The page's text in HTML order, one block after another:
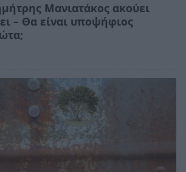
Μανιατάκος ακούει
– Θα είναι υποψήφιος